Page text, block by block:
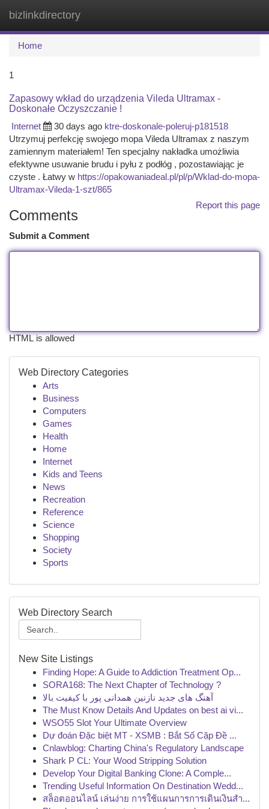
bizlinkdirectory
Home
1
Zapasowy wkład do urządzenia Vileda Ultramax -
Doskonałe Oczyszczanie !
Internet
30 days ago ktre-doskonale-poleruj-p181518
Utrzymuj perfekcję swojego mopa Vileda Ultramax z naszym
zamiennym materiałem! Ten specjalny nakładka umożliwia
efektywne usuwanie brudu i pyłu z podłóg , pozostawiając je
czyste . Łatwy w https://opakowaniadeal.pl/pl/p/Wklad-do-mopa-
Ultramax-Vileda-1-szt/865
Report this page
Comments
Submit a Comment
HTML is allowed
Web Directory Categories
Arts
Business
Computers
Games
Health
Home
Internet
Kids and Teens
News
Recreation
Reference
Science
Shopping
Society
Sports
Web Directory Search
New Site Listings
Finding Hope: A Guide to Addiction Treatment Op...
SORA168: The Next Chapter of Technology ?
آهنگ های جدید نازنین همدانی پور با کیفیت بالا
The Must Know Details And Updates on best ai vi...
WSO55 Slot Your Ultimate Overview
Dự đoán Đặc biệt MT - XSMB : Bắt Số Cặp Đề ...
Cnlawblog: Charting China's Regulatory Landscape
Shark P CL: Your Wood Stripping Solution
Develop Your Digital Banking Clone: A Comple...
Trending Useful Information On Destination Wedd...
สล็อตออนไลน์ เล่นง่าย การใช้แผนการการเดินเงินสำ...